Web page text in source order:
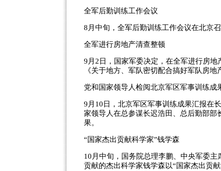
全军后勤训练工作会议
8月中旬，全军后勤训练工作会议在北京
全军进行房地产清查整顿
9月2日，国家军委决定，在全军进行房
《关于地方、军队密切配合搞好军队房
党和国家领导人检阅北京军区军事训练成
9月10日，北京军区军事训练成果汇报在
家领导人在总参谋长迟浩田、总后勤部
果。
“国家杰出贡献科学家”钱学森
10月中旬，国务院总理李鹏、中央军委
贡献的杰出科学家钱学森以“国家杰出贡